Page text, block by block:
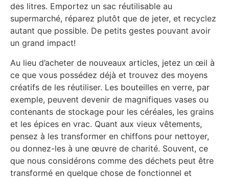
des litres. Emportez un sac réutilisable au
supermarché, réparez plutôt que de jeter, et recyclez
autant que possible. De petits gestes pouvant avoir
un grand impact!
Au lieu d’acheter de nouveaux articles, jetez un œil à
ce que vous possédez déjà et trouvez des moyens
créatifs de les réutiliser. Les bouteilles en verre, par
exemple, peuvent devenir de magnifiques vases ou
contenants de stockage pour les céréales, les grains
et les épices en vrac. Quant aux vieux vêtements,
pensez à les transformer en chiffons pour nettoyer,
ou donnez-les à une œuvre de charité. Souvent, ce
que nous considérons comme des déchets peut être
transformé en quelque chose de fonctionnel et